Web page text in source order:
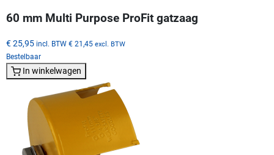
60 mm Multi Purpose ProFit gatzaag
€ 25,95 incl. BTW € 21,45 excl. BTW
Bestelbaar
In winkelwagen